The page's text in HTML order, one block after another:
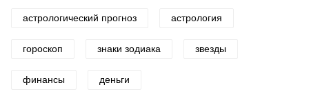
астрологический прогноз астрология
гороскоп знаки зодиака звезды
финансы деньги